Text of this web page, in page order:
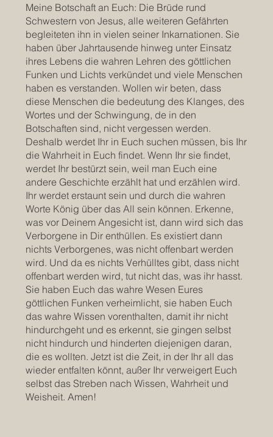
Meine Botschaft an Euch: Die Brüde rund
Schwestern von Jesus, alle weiteren Gefährten
begleiteten ihn in vielen seiner Inkarnationen. Sie
haben über Jahrtausende hinweg unter Einsatz
ihres Lebens die wahren Lehren des göttlichen
Funken und Lichts verkündet und viele Menschen
haben es verstanden. Wollen wir beten, dass
diese Menschen die bedeutung des Klanges, des
Wortes und der Schwingung, de in den
Botschaften sind, nicht vergessen werden.
Deshalb werdet Ihr in Euch suchen müssen, bis Ihr
die Wahrheit in Euch findet. Wenn Ihr sie findet,
werdet Ihr bestürzt sein, weil man Euch eine
andere Geschichte erzählt hat und erzählen wird.
Ihr werdet erstaunt sein und durch die wahren
Worte König über das All sein können. Erkenne,
was vor Deinem Angesicht ist, dann wird sich das
Verborgene in Dir enthüllen. Es existiert dann
nichts Verborgenes, was nicht offenbart werden
wird. Und da es nichts Verhülltes gibt, dass nicht
offenbart werden wird, tut nicht das, was ihr hasst.
Sie haben Euch das wahre Wesen Eures
göttlichen Funken verheimlicht, sie haben Euch
das wahre Wissen vorenthalten, damit ihr nicht
hindurchgeht und es erkennt, sie gingen selbst
nicht hindurch und hinderten diejenigen daran,
die es wollten. Jetzt ist die Zeit, in der Ihr all das
wieder entfalten könnt, außer Ihr verweigert Euch
selbst das Streben nach Wissen, Wahrheit und
Weisheit. Amen!